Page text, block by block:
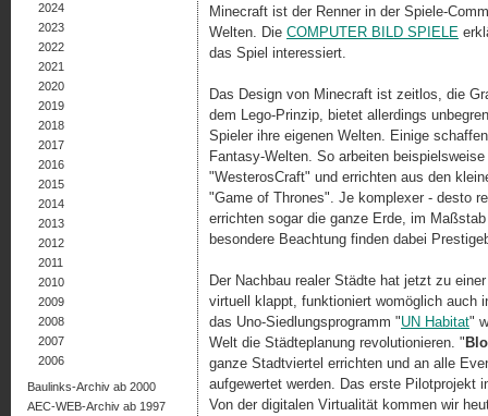
Minecraft ist der Renner in der Spiele-
Welten. Die COMPUTER BILD SPIELE
das Spiel interessiert.
Das Design von Minecraft ist zeitlos, die
dem Lego-Prinzip, bietet allerdings
Spieler ihre eigenen Welten. Einige
Fantasy-Welten. So arbeiten
"WesterosCraft" und errichten aus den
"Game of Thrones". Je komplexer - desto
errichten sogar die ganze Erde, im
besondere Beachtung finden dabei
Der Nachbau realer Städte hat jetzt zu
virtuell klappt, funktioniert womöglich
das Uno-Siedlungsprogramm "UN Habitat"
Welt die Städteplanung revolutionieren. "
ganze Stadtviertel errichten und an alle
aufgewertet werden. Das erste Pilotprojekt
Von der digitalen Virtualität kommen wir
2024
2023
2022
2021
2020
2019
2018
2017
2016
2015
2014
2013
2012
2011
2010
2009
2008
2007
2006
Baulinks-Archiv ab 2000
AEC-WEB-Archiv ab 1997